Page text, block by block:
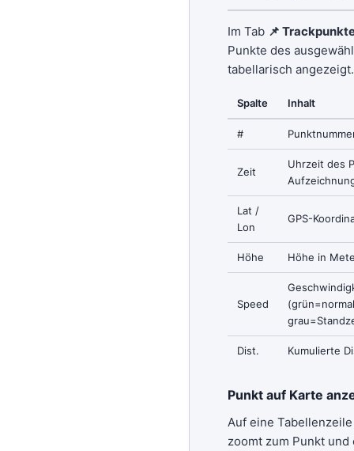
Im Tab 📌
Punkte des
tabellarisch angezeigt.
Spalte Inhalt
#
Zeit
Uhrzeit des
Lat /
Lon
GPS-
Höhe Höhe in
Speed
Dist. Kumulierte
Punkt auf Karte
Auf eine
zoomt zum Punkt